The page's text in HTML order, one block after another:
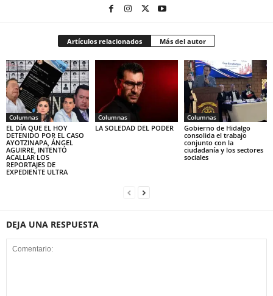
Artículos relacionados Más del autor
Columnas
EL DÍA QUE EL HOY
DETENIDO POR EL CASO
AYOTZINAPA, ÁNGEL
AGUIRRE, INTENTÓ
ACALLAR LOS
REPORTAJES DE
EXPEDIENTE ULTRA
Columnas
LA SOLEDAD DEL PODER
Columnas
Gobierno de Hidalgo
consolida el trabajo
conjunto con la
ciudadanía y los sectores
sociales
DEJA UNA RESPUESTA